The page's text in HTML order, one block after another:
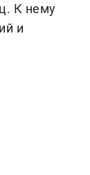
К нему
и